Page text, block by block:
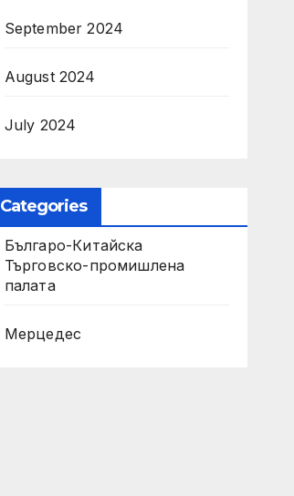
September 2024
August 2024
July 2024
Categories
Българо-Китайска
Търговско-промишлена
палaта
Мерцедес